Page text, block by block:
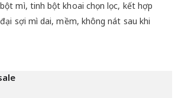
mì, tinh bột khoai chọn lọc, kết hợp
sợi mì dai, mềm, không nát sau khi